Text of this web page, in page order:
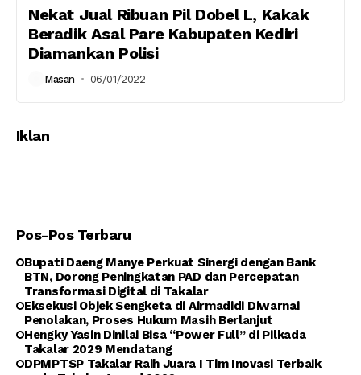
Nekat Jual Ribuan Pil Dobel L, Kakak
Beradik Asal Pare Kabupaten Kediri
Diamankan Polisi
Masan 06/01/2022
Iklan
Pos-Pos Terbaru
Bupati Daeng Manye Perkuat Sinergi dengan Bank
BTN, Dorong Peningkatan PAD dan Percepatan
Transformasi Digital di Takalar
Eksekusi Objek Sengketa di Airmadidi Diwarnai
Penolakan, Proses Hukum Masih Berlanjut
Hengky Yasin Dinilai Bisa “Power Full” di Pilkada
Takalar 2029 Mendatang
DPMPTSP Takalar Raih Juara I Tim Inovasi Terbaik